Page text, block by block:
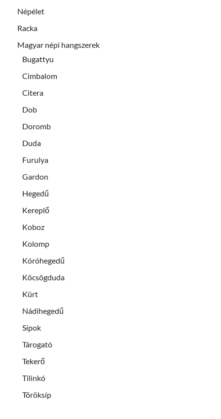
Népélet
Racka
Magyar népi hangszerek
Bugattyu
Cimbalom
Citera
Dob
Doromb
Duda
Furulya
Gardon
Hegedű
Kereplő
Koboz
Kolomp
Kóróhegedű
Köcsögduda
Kürt
Nádihegedű
Sípok
Tárogató
Tekerő
Tilinkó
Töröksíp